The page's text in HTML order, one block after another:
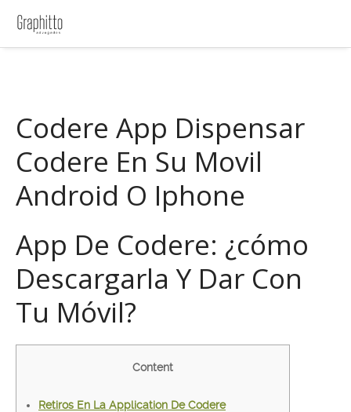
Codere App Dispensar
Codere En Su Movil
Android O Iphone
App De Codere: ¿cómo
Descargarla Y Dar Con
Tu Móvil?
Content
Retiros En La Application De Codere